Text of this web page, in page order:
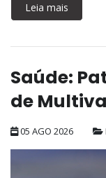
Leia mais
Saúde:
de
05 AGO 2026